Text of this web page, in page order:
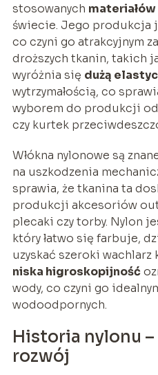
stosowanych
świecie. Jego produkcja
co czyni go atrakcyjnym
droższych tkanin, takich
wyróżnia się dużą
wytrzymałością, co
wyborem do produkcji
czy kurtek
Włókna nylonowe są
na uszkodzenia
sprawia, że tkanina ta
produkcji akcesoriów
plecaki czy torby. Nylon
który łatwo się farbuje,
uzyskać szeroki
niska higroskopijność
wody, co czyni go
wodoodpornych.
Historia nylonu
rozwój